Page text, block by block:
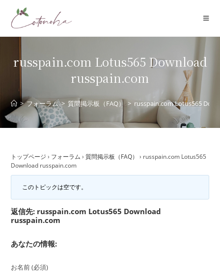
プ
russpain.com Lotus565 Download
russpain.com
> フォーラム > 質問掲示板（FAQ） > russpain.com Lotus565
トップページ › フォーラム › 質問掲示板（FAQ） › russpain.com Lotus565
Download russpain.com
このトピックは空です。
返信先: russpain.com Lotus565 Download
russpain.com
あなたの情報:
お名前 (必須)